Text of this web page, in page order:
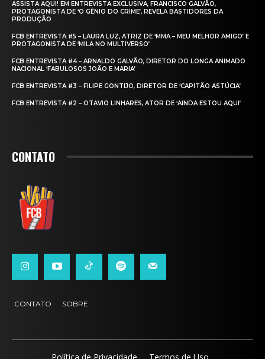
ASSISTA AQUI! EM ENTREVISTA EXCLUSIVA, FRANCISCO GALVÃO,
PROTAGONISTA DE ‘O GÊNIO DO CRIME’, REVELA BASTIDORES DA
PRODUÇÃO
FCB ENTREVISTA #5 – LAURA LUZ, ATRIZ DE ‘MMA – MEU MELHOR AMIGO’ E
PROTAGONISTA DE ‘MILA NO MULTIVERSO’
FCB ENTREVISTA #4 – ARNALDO GALVÃO, DIRETOR DO LONGA ANIMADO
NACIONAL ‘FABULOSOS JOÃO E MARIA’
FCB ENTREVISTA #3 – FILIPE GONTIJO, DIRETOR DE ‘CAPITÃO ASTÚCIA’
FCB ENTREVISTA #2 – OTAVIO LINHARES, ATOR DE ‘AINDA ESTOU AQUI’
CONTATO
CONTATO SOBRE